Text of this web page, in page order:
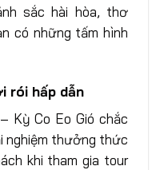
sắc hài hòa, thơ
có những tấm hình
rói hấp dẫn
Kỳ Co Eo Gió chắc
nghiệm thưởng thức
khi tham gia tour